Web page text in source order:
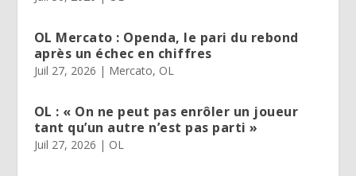
OL Mercato : Openda, le pari du rebond
après un échec en chiffres
Juil 27, 2026 | Mercato, OL
OL : « On ne peut pas enrôler un joueur
tant qu’un autre n’est pas parti »
Juil 27, 2026 | OL